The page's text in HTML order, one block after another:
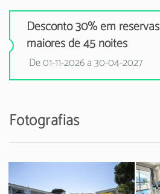
Desconto 30% em reservas
maiores de 45 noites
De 01-11-2026 a 30-04-2027
Fotografias